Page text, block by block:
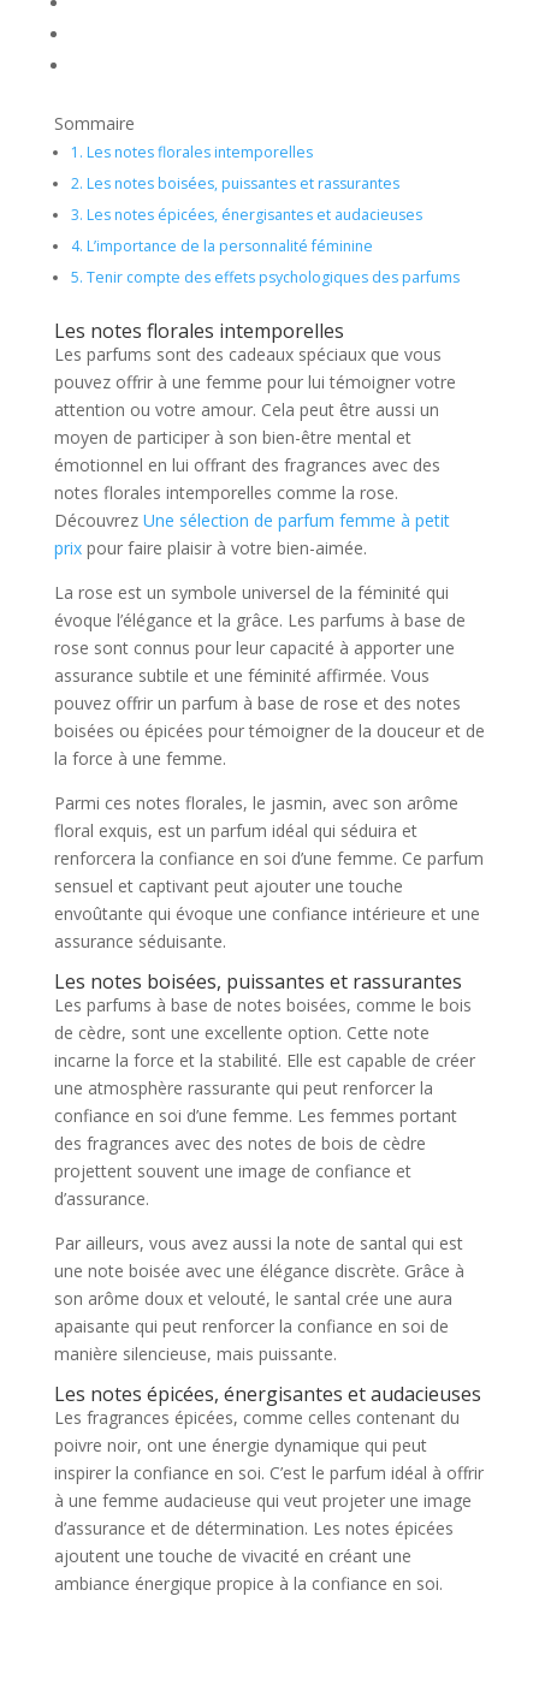
Sommaire
1. Les notes florales intemporelles
2. Les notes boisées, puissantes et rassurantes
3. Les notes épicées, énergisantes et audacieuses
4. L’importance de la personnalité féminine
5. Tenir compte des effets psychologiques des parfums
Les notes florales intemporelles
Les parfums sont des cadeaux spéciaux que vous
pouvez offrir à une femme pour lui témoigner votre
attention ou votre amour. Cela peut être aussi un
moyen de participer à son bien-être mental et
émotionnel en lui offrant des fragrances avec des
notes florales intemporelles comme la rose.
Découvrez Une sélection de parfum femme à petit
prixpour faire plaisir à votre bien-aimée.
La rose est un symbole universel de la féminité qui
évoque l’élégance et la grâce. Les parfums à base de
rose sont connus pour leur capacité à apporter une
assurance subtile et une féminité affirmée. Vous
pouvez offrir un parfum à base de rose et des notes
boisées ou épicées pour témoigner de la douceur et de
la force à une femme.
Parmi ces notes florales, le jasmin, avec son arôme
floral exquis, est un parfum idéal qui séduira et
renforcera la confiance en soi d’une femme. Ce parfum
sensuel et captivant peut ajouter une touche
envoûtante qui évoque une confiance intérieure et une
assurance séduisante.
Les notes boisées, puissantes et rassurantes
Les parfums à base de notes boisées, comme le bois
de cèdre, sont une excellente option. Cette note
incarne la force et la stabilité. Elle est capable de créer
une atmosphère rassurante qui peut renforcer la
confiance en soi d’une femme. Les femmes portant
des fragrances avec des notes de bois de cèdre
projettent souvent une image de confiance et
d’assurance.
Par ailleurs, vous avez aussi la note de santal qui est
une note boisée avec une élégance discrète. Grâce à
son arôme doux et velouté, le santal crée une aura
apaisante qui peut renforcer la confiance en soi de
manière silencieuse, mais puissante.
Les notes épicées, énergisantes et audacieuses
Les fragrances épicées, comme celles contenant du
poivre noir, ont une énergie dynamique qui peut
inspirer la confiance en soi. C’est le parfum idéal à offrir
à une femme audacieuse qui veut projeter une image
d’assurance et de détermination. Les notes épicées
ajoutent une touche de vivacité en créant une
ambiance énergique propice à la confiance en soi.